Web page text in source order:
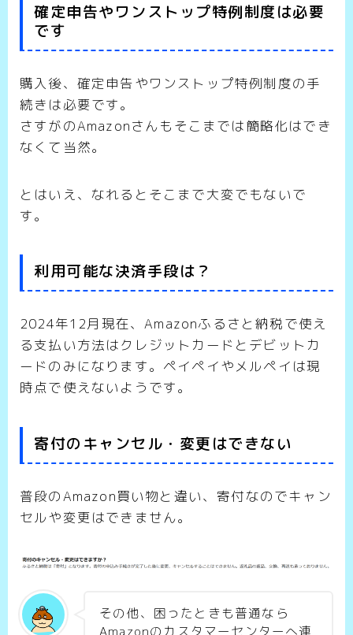
確定申告やワンストップ特例制度は必要
です
購入後、確定申告やワンストップ特例制度の手
続きは必要です。
さすがのAmazonさんもそこまでは簡略化はでき
なくて当然。
とはいえ、なれるとそこまで大変でもないで
す。
利用可能な決済手段は？
2024年12月現在、Amazonふるさと納税で使え
る支払い方法はクレジットカードとデビットカ
ードのみになります。ペイペイやメルペイは現
時点で使えないようです。
寄付のキャンセル・変更はできない
普段のAmazon買い物と違い、寄付なのでキャン
セルや変更はできません。
その他、困ったときも普通なら
Amazonのカスタマーセンターへ連